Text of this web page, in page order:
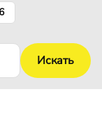
Искать